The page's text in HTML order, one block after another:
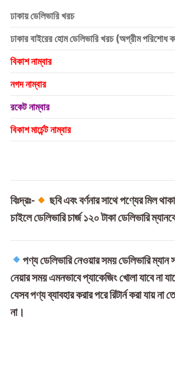
ঢাকায় ডেলিভারি খরচ
ঢাকার বাইরের হোম ডেলিভারি খরচ (অগ্রীম পরিশোধ
বিকাশ নাম্বার
নগদ নাম্বার
রকেট নাম্বার
বিকাশ মার্চেন্ট নাম্বার
বিঃদ্রঃ-
ছবি এবং বর্ণনার সাথে পণ্যের মিল
চাইলে ডেলিভারি চার্জ ১২০ টাকা ডেলিভারি
পণ্য ডেলিভারি নেওয়ার সময় ডেলিভারি ম্যান
নেয়ার সময় এমনভাবে প্যাকেজিং খোলা যাবে না
যেসব পণ্য ব্যাবহার করার পরে রিটার্ন করা যায় না
না।